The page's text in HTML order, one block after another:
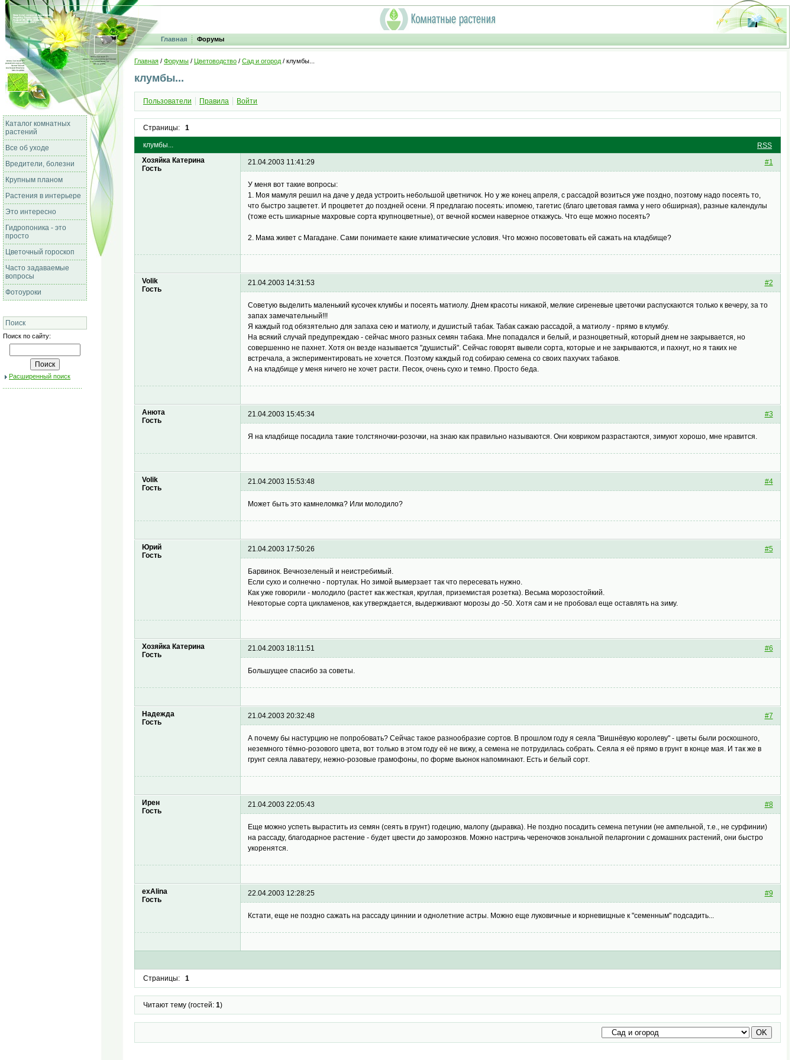
Главная Форумы
Каталог комнатных
растений
Все об уходе
Вредители, болезни
Крупным планом
Растения в интерьере
Это интересно
Гидропоника - это
просто
Цветочный гороскоп
Часто задаваемые
вопросы
Фотоуроки
Поиск
Поиск по сайту:
Расширенный поиск
Главная / Форумы / Цветоводство / Сад и огород / клумбы...
клумбы...
Пользователи Правила Войти
Страницы: 1
RSS
клумбы...
Хозяйка Катерина
Гость
#1
21.04.2003 11:41:29
У меня вот такие вопросы:
1. Моя мамуля решил на даче у деда устроить небольшой цветничок. Но у же конец апреля, с рассадой возиться уже поздно, поэтому надо посеять то,
что быстро зацветет. И процветет до поздней осени. Я предлагаю посеять: ипомею, тагетис (благо цветовая гамма у него обширная), разные календулы
(тоже есть шикарные махровые сорта крупноцветные), от вечной космеи наверное откажусь. Что еще можно посеять?
2. Мама живет с Магадане. Сами понимаете какие климатические условия. Что можно посоветовать ей сажать на кладбище?
Volik
Гость
#2
21.04.2003 14:31:53
Советую выделить маленький кусочек клумбы и посеять матиолу. Днем красоты никакой, мелкие сиреневые цветочки распускаются только к вечеру, за то
запах замечательный!!!
Я каждый год обязятельно для запаха сею и матиолу, и душистый табак. Табак сажаю рассадой, а матиолу - прямо в клумбу.
На всякий случай предупреждаю - сейчас много разных семян табака. Мне попадался и белый, и разноцветный, который днем не закрывается, но
совершенно не пахнет. Хотя он везде называется "душистый". Сейчас говорят вывели сорта, которые и не закрываются, и пахнут, но я таких не
встречала, а экспериментировать не хочется. Поэтому каждый год собираю семена со своих пахучих табаков.
А на кладбище у меня ничего не хочет расти. Песок, очень сухо и темно. Просто беда.
Анюта
Гость
#3
21.04.2003 15:45:34
Я на кладбище посадила такие толстяночки-розочки, на знаю как правильно называются. Они ковриком разрастаются, зимуют хорошо, мне нравится.
Volik
Гость
#4
21.04.2003 15:53:48
Может быть это камнеломка? Или молодило?
Юрий
Гость
#5
21.04.2003 17:50:26
Барвинок. Вечнозеленый и неистребимый.
Если сухо и солнечно - портулак. Но зимой вымерзает так что пересевать нужно.
Как уже говорили - молодило (растет как жесткая, круглая, приземистая розетка). Весьма морозостойкий.
Некоторые сорта цикламенов, как утверждается, выдерживают морозы до -50. Хотя сам и не пробовал еще оставлять на зиму.
Хозяйка Катерина
Гость
#6
21.04.2003 18:11:51
Большущее спасибо за советы.
Надежда
Гость
#7
21.04.2003 20:32:48
А почему бы настурцию не попробовать? Сейчас такое разнообразие сортов. В прошлом году я сеяла "Вишнёвую королеву" - цветы были роскошного,
неземного тёмно-розового цвета, вот только в этом году её не вижу, а семена не потрудилась собрать. Сеяла я её прямо в грунт в конце мая. И так же в
грунт сеяла лаватеру, нежно-розовые грамофоны, по форме вьюнок напоминают. Есть и белый сорт.
Ирен
Гость
#8
21.04.2003 22:05:43
Еще можно успеть вырастить из семян (сеять в грунт) годецию, малопу (дыравка). Не поздно посадить семена петунии (не ампельной, т.е., не сурфинии)
на рассаду, благодарное растение - будет цвести до заморозков. Можно настричь череночков зональной пеларгонии с домашних растений, они быстро
укоренятся.
exAlina
Гость
#9
22.04.2003 12:28:25
Кстати, еще не поздно сажать на рассаду циннии и однолетние астры. Можно еще луковичные и корневищные к "семенным" подсадить...
Страницы: 1
Читают тему (гостей: 1)